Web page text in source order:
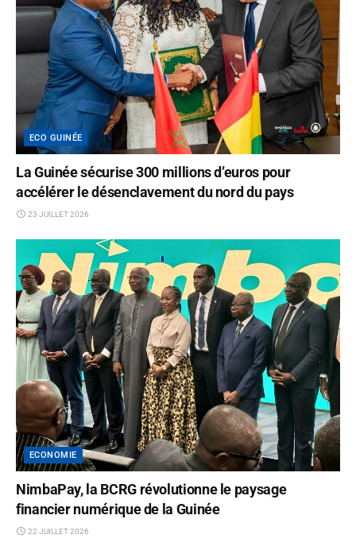
ECO GUINÉE
La Guinée sécurise 300 millions d’euros pour
accélérer le désenclavement du nord du pays
23 JUILLET 2026
ECONOMIE
NimbaPay, la BCRG révolutionne le paysage
financier numérique de la Guinée
22 JUILLET 2026